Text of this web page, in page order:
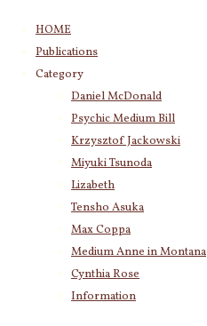
HOME
Publications
Category
Daniel McDonald
Psychic Medium Bill
Krzysztof Jackowski
Miyuki Tsunoda
Lizabeth
Tensho Asuka
Max Coppa
Medium Anne in Montana
Cynthia Rose
Information